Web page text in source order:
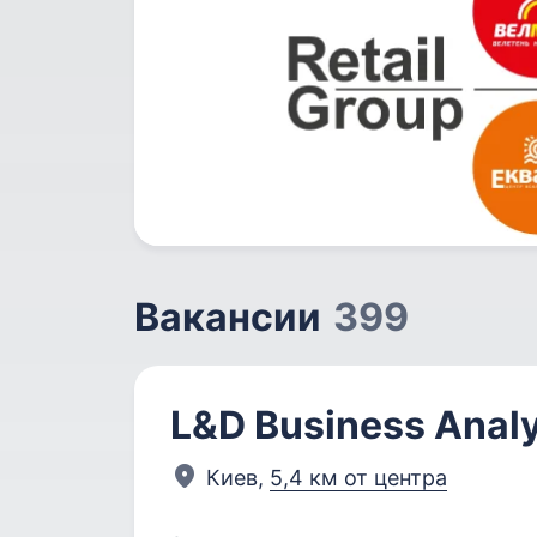
Вакансии 399
L&D Business
Киев, 5,4 км от центра